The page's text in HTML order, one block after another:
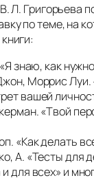
Л. Григорьева
по теме, на
знаю, как
Моррис Луи.
вашей
«Твой
«Как делать
А. «Тесты для
для всех» и